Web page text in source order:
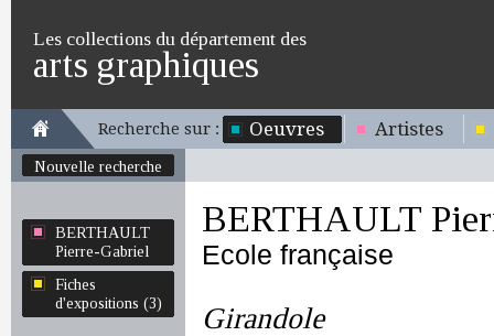
Les collections du département des
arts graphiques
Recherche sur : Oeuvres Artistes
Nouvelle recherche
BERTHAULT
Pierre-Gabriel
Fiches
d'expositions (3)
BERTHAULT
Ecole française
Girandole